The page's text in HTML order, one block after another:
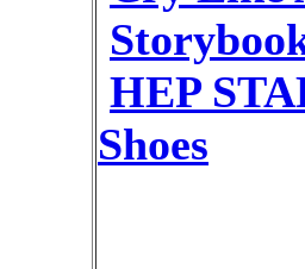
HEP
Shoes